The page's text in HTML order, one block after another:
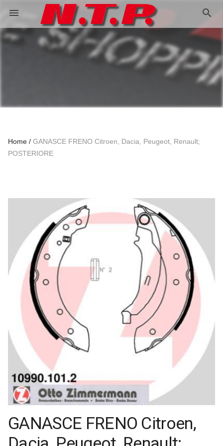
menu search
Home
GANASCE FRENO Citroen, Dacia, Peugeot, Renault;
POSTERIORE
GANASCE FRENO Citroen,